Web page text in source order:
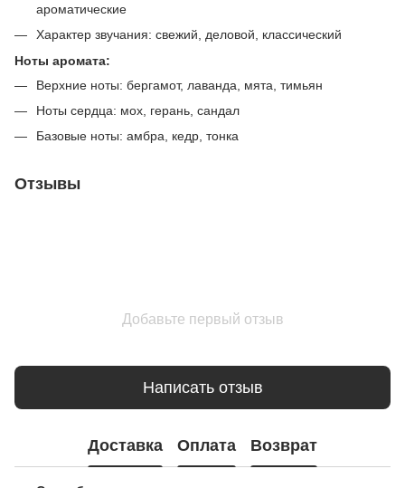
ароматические
Характер звучания: свежий, деловой, классический
Ноты аромата:
Верхние ноты: бергамот, лаванда, мята, тимьян
Ноты сердца: мох, герань, сандал
Базовые ноты: амбра, кедр, тонка
Отзывы
Добавьте первый отзыв
Написать отзыв
Доставка Оплата Возврат